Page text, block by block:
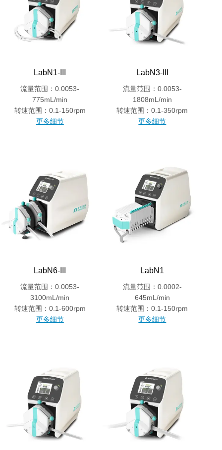
LabN1-III
流量范围：0.0053-
775mL/min
转速范围：0.1-150rpm
更多细节
LabN3-III
流量范围：0.0053-
1808mL/min
转速范围：0.1-350rpm
更多细节
LabN6-III
流量范围：0.0053-
3100mL/min
转速范围：0.1-600rpm
更多细节
LabN1
流量范围：0.0002-
645mL/min
转速范围：0.1-150rpm
更多细节